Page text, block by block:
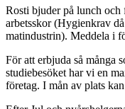
Rosti bjuder på lunch och
arbetsskor (Hygienkrav
matindustrin). Meddela i
För att erbjuda så många
studiebesöket har vi en
företag. I mån av plats